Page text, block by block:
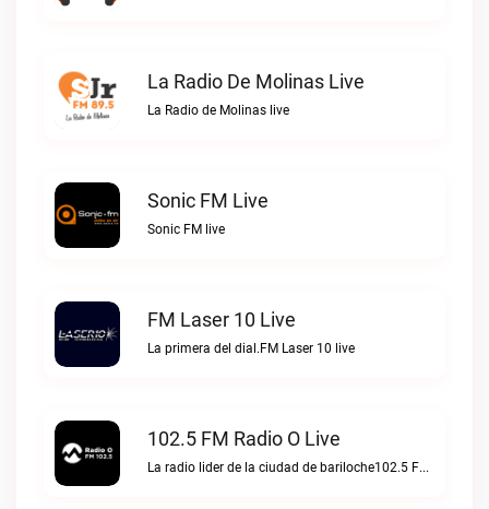
La Radio De Molinas Live
La Radio de Molinas live
Sonic FM Live
Sonic FM live
FM Laser 10 Live
La primera del dial.FM Laser 10 live
102.5 FM Radio O Live
La radio lider de la ciudad de bariloche102.5 FM Radio O live